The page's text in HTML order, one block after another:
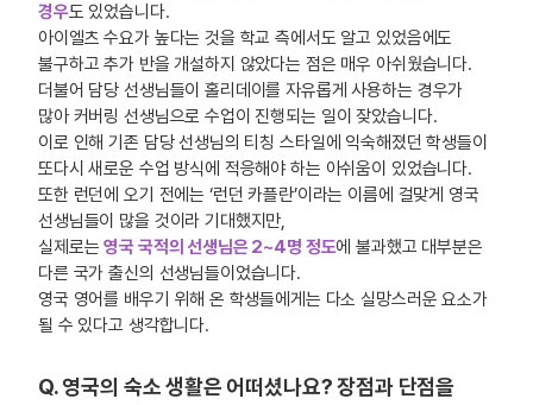
경우도 있었습니다.
아이엘츠 수요가 높다는 것을 학교 측에서도 알고 있었음에도
불구하고 추가 반을 개설하지 않았다는 점은 매우 아쉬웠습니다.
더불어 담당 선생님들이 홀리데이를 자유롭게 사용하는 경우가
많아 커버링 선생님으로 수업이 진행되는 일이 잦았습니다.
이로 인해 기존 담당 선생님의 티칭 스타일에 익숙해졌던 학생들이
또다시 새로운 수업 방식에 적응해야 하는 아쉬움이 있었습니다.
또한 런던에 오기 전에는 ‘런던 카플란’이라는 이름에 걸맞게 영국
선생님들이 많을 것이라 기대했지만,
실제로는영국 국적의 선생님은 2~4명 정도에 불과했고 대부분은
다른 국가 출신의 선생님들이었습니다.
영국 영어를 배우기 위해 온 학생들에게는 다소 실망스러운 요소가
될 수 있다고 생각합니다.
Q. 영국의 숙소 생활은 어떠셨나요? 장점과 단점을